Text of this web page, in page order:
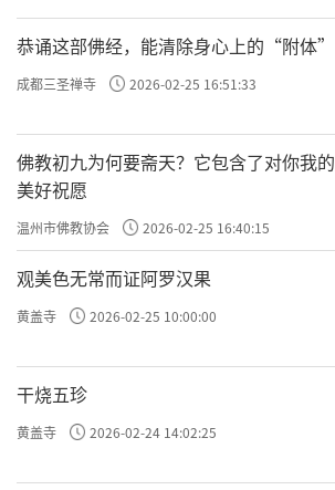
恭诵这部佛经，能清除身心上的“附体”
成都三圣禅寺 2026-02-25 16:51:33
佛教初九为何要斋天？它包含了对你我的
美好祝愿
温州市佛教协会 2026-02-25 16:40:15
观美色无常而证阿罗汉果
黄盖寺 2026-02-25 10:00:00
干烧五珍
黄盖寺 2026-02-24 14:02:25